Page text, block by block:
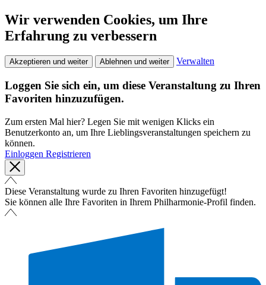
Wir verwenden Cookies, um Ihre
Erfahrung zu verbessern
Akzeptieren und weiter Ablehnen und weiter Verwalten
Loggen Sie sich ein, um diese Veranstaltung zu Ihren
Favoriten hinzuzufügen.
Zum ersten Mal hier? Legen Sie mit wenigen Klicks ein
Benutzerkonto an, um Ihre Lieblingsveranstaltungen speichern zu
können.
Einloggen Registrieren
Diese Veranstaltung wurde zu Ihren Favoriten hinzugefügt!
Sie können alle Ihre Favoriten in Ihrem Philharmonie-Profil finden.